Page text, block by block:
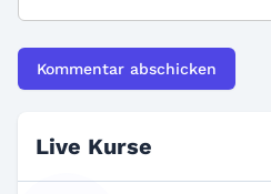
Live Kurse